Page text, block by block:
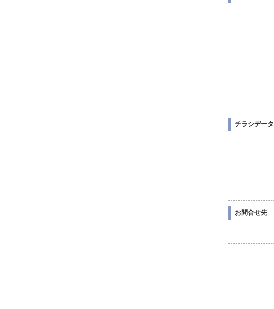
チラシデータ
お問合せ先